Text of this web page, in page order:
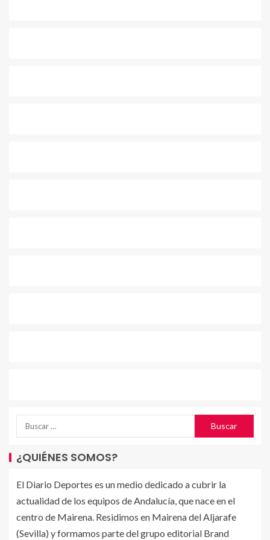
¿QUIÉNES SOMOS?
El Diario Deportes es un medio dedicado a cubrir la
actualidad de los equipos de Andalucía, que nace en el
centro de Mairena. Residimos en Mairena del Aljarafe
(Sevilla) y formamos parte del grupo editorial Brand